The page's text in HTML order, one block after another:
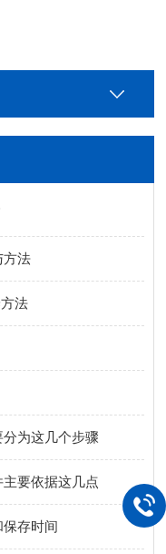
方法
法
为这几个步骤
要依据这几点
存时间